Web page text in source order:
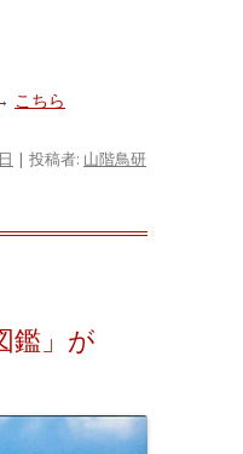
こちら
| 投稿者: 山階鳥研
鑑」が